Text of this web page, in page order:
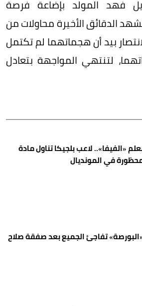
فهد المولد بإضاعة فرصة
الدقائق الأخيرة محاولات من
بيد أن هجماتهما لم تكتمل
لتنتهي المواجهة بتعادل
«الفيفا».. لاعب بلجيكا تناول مادة
في المونديال
تفاجئ الجميع بعد صفقة صلاح